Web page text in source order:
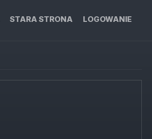
STARA STRONA LOGOWANIE